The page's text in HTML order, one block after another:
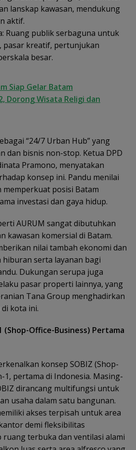
lanskap kawasan, mendukung
aktif.
Ruang publik serbaguna untuk
pasar kreatif, pertunjukan
besar.
Siap Gelar Batam
Dorong Wisata Religi dan
“24/7 Urban Hub” yang
dan bisnis non-stop. Ketua DPD
Pramono, menyatakan
konsep ini. Pandu menilai
memperkuat posisi Batam
investasi dan gaya hidup.
AURUM sangat dibutuhkan
kawasan komersial di Batam.
nilai tambah ekonomi dan
serta layanan bagi
Dukungan serupa juga
pasar properti lainnya, yang
Tana Group menghadirkan
kota ini.
(Shop-Office-Business) Pertama
konsep SOBIZ (Shop-
1, pertama di Indonesia. Masing-
dirancang multifungsi untuk
usaha dalam satu bangunan.
akses terpisah untuk area
demi fleksibilitas
ruang terbuka dan ventilasi alami